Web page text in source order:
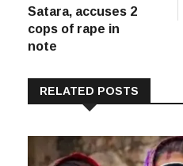
Maharashtra’s
Satara, accuses 2
cops of rape in
RELATED POSTS